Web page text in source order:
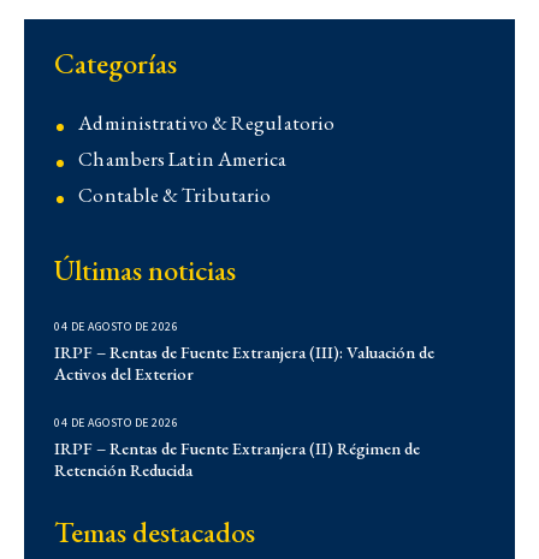
Categorías
Administrativo & Regulatorio
Chambers Latin America
Contable & Tributario
Corporativo
Demo
Derecho Administrativo
Institucionales
Laboral
Latin Lawyer 250
Últimas noticias
04 DE AGOSTO DE 2026
IRPF – Rentas de Fuente Extranjera (III): Valuación de
Activos del Exterior
04 DE AGOSTO DE 2026
IRPF – Rentas de Fuente Extranjera (II) Régimen de
Retención Reducida
Temas destacados